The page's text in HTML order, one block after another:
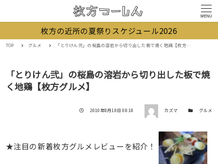
MENU
枚方の近所の夏祭りスケジュール2026
TOP グルメ 「とりけん弐」の桜島の溶岩から切り出した板で焼く地鶏【枚方グルメ】
「とりけん弐」の桜島の溶岩から切り出した板で焼
く地鶏【枚方グルメ】
投稿日
2010年8月18日 08:18 著者 カズマ カテゴリー
グルメ
★注目の新着枚方グルメレビューを紹介！